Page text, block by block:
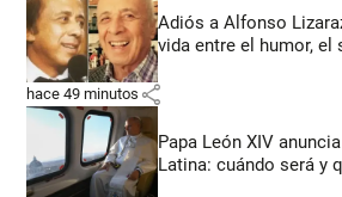
Adiós a Alfonso
vida entre el humor, el
hace 49 minutos share
Papa León XIV
Latina: cuándo será y